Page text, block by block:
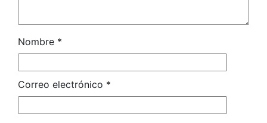
Nombre *
Correo electrónico *